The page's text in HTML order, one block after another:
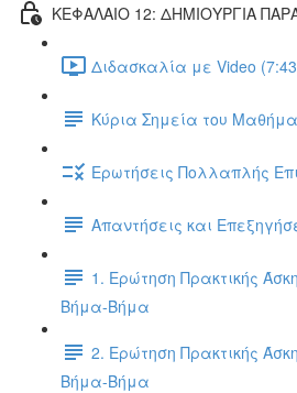
ΚΕΦΑΛΑΙΟ 12: ΔΗΜΙΟΥΡΓΙΑ
Διδασκαλία με Video
Κύρια Σημεία του
Ερωτήσεις Πολλαπλής
Απαντήσεις και
1. Ερώτηση Πρακτικής
Βήμα-Βήμα
2. Ερώτηση Πρακτικής
Βήμα-Βήμα